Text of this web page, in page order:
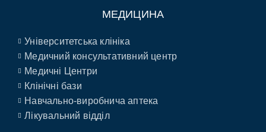
МЕДИЦИНА
Університетська клініка
Медичний консультативний центр
Медичні Центри
Клінічні бази
Навчально-виробнича аптека
Лікувальний відділ